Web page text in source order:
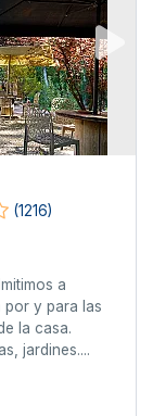
(1216)
a
por y para las
la casa.
jardines....